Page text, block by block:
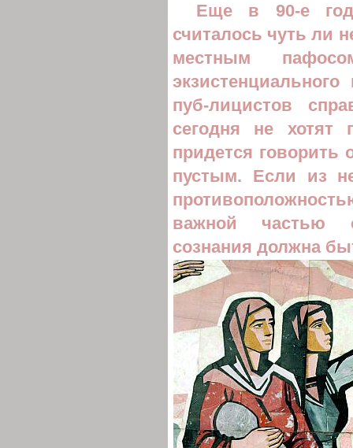
Еще в 90-е
считалось чуть ли
местным
пуб-лицистов
сегодня не хотят
придется
пустым. Если из
важной частью
сознания должна